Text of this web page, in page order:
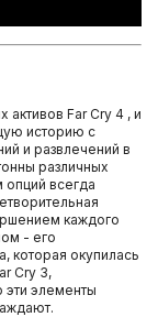
активов Far Cry 4 , и
историю с
и развлечений в
различных
всегда
каждого
- его
которая окупилась
Cry 3,
элементы